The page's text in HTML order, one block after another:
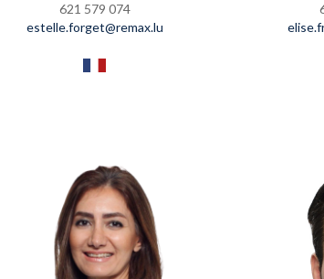
621 579 074
estelle.forget@remax.lu